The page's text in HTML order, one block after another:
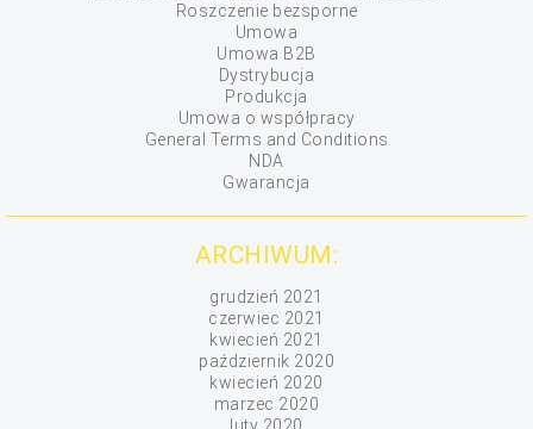
Roszczenie bezsporne
Umowa
Umowa B2B
Dystrybucja
Produkcja
Umowa o współpracy
General Terms and Conditions
NDA
Gwarancja
ARCHIWUM:
grudzień 2021
czerwiec 2021
kwiecień 2021
październik 2020
kwiecień 2020
marzec 2020